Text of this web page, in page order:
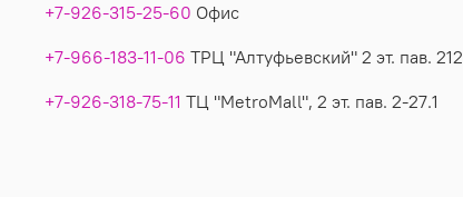
+7-926-315-25-60 Офис
+7-966-183-11-06 ТРЦ "Алтуфьевский" 2 эт. пав. 212
+7-926-318-75-11 ТЦ "MetroMall", 2 эт. пав. 2-27.1